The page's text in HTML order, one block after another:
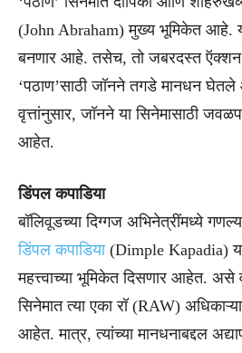
(John Abraham) मुख्य भूमिकेत आहे.
बनणार आहे. तसेच, तो जबरदस्त ऍक्शन
‘पठाण’साठी जॉनने तगडे मानधन घेतले
वृत्तांनुसार, जॉनने या सिनेमासाठी
आहेत.
डिंपल कपाडिया
बॉलिवूडच्या दिग्गज अभिनेत्रींमध्ये
डिंपल कपाडिया(Dimple Kapadia)
महत्त्वाच्या भूमिकेत दिसणार आहेत. असे
सिनेमात त्या एका रॉ (RAW)
आहेत. मात्र, त्यांच्या मानधनाबद्दल